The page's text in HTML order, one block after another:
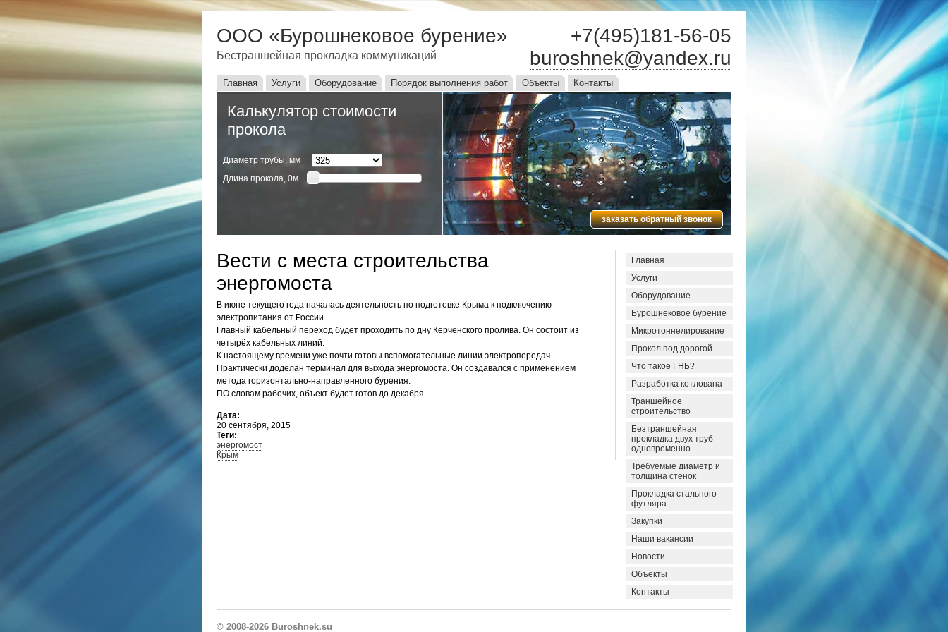
ООО «Бурошнековое бурение»
Бестраншейная прокладка коммуникаций
+7(495)181-56-05
buroshnek@yandex.ru
Главное меню
Главная Услуги Оборудование Порядок выполнения работ Объекты Контакты
Калькулятор стоимости
прокола
Диаметр трубы, мм
Длина прокола, 0м
заказать обратный звонок
Вести с места строительства
энергомоста
В июне текущего года началась деятельность по подготовке Крыма к подключению
электропитания от России.
Главный кабельный переход будет проходить по дну Керченского пролива. Он состоит из
четырёх кабельных линий.
К настоящему времени уже почти готовы вспомогательные линии электропередач.
Практически доделан терминал для выхода энергомоста. Он создавался с применением
метода горизонтально-направленного бурения.
ПО словам рабочих, объект будет готов до декабря.
Дата:
20 сентября, 2015
Теги:
энергомост
Крым
Главная
Услуги
Оборудование
Бурошнековое бурение
Микротоннелирование
Прокол под дорогой
Что такое ГНБ?
Разработка котлована
Траншейное
строительство
Безтраншейная
прокладка двух труб
одновременно
Требуемые диаметр и
толщина стенок
Прокладка стального
футляра
Закупки
Наши вакансии
Новости
Объекты
Контакты
© 2008-2026 Buroshnek.su